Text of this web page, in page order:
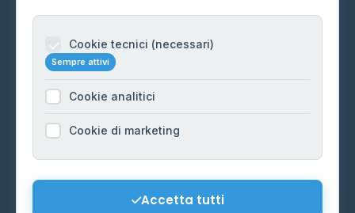
Informazioni legali
Cookie Policy
Preferenze Cookie
Mappa del sito
Cookie tecnici (necessari)
Sempre attivi
Cookie analitici
Cookie di marketing
Accetta tutti